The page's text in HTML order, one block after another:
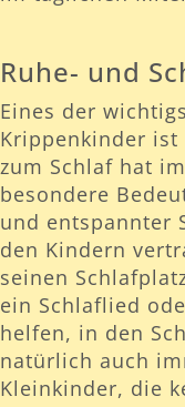
Ruhe- und
Eines der
Krippenkinder ist
zum Schlaf hat
besondere
und entspannter
den Kindern
seinen
ein Schlaflied
helfen, in den
natürlich auch
Kleinkinder, die